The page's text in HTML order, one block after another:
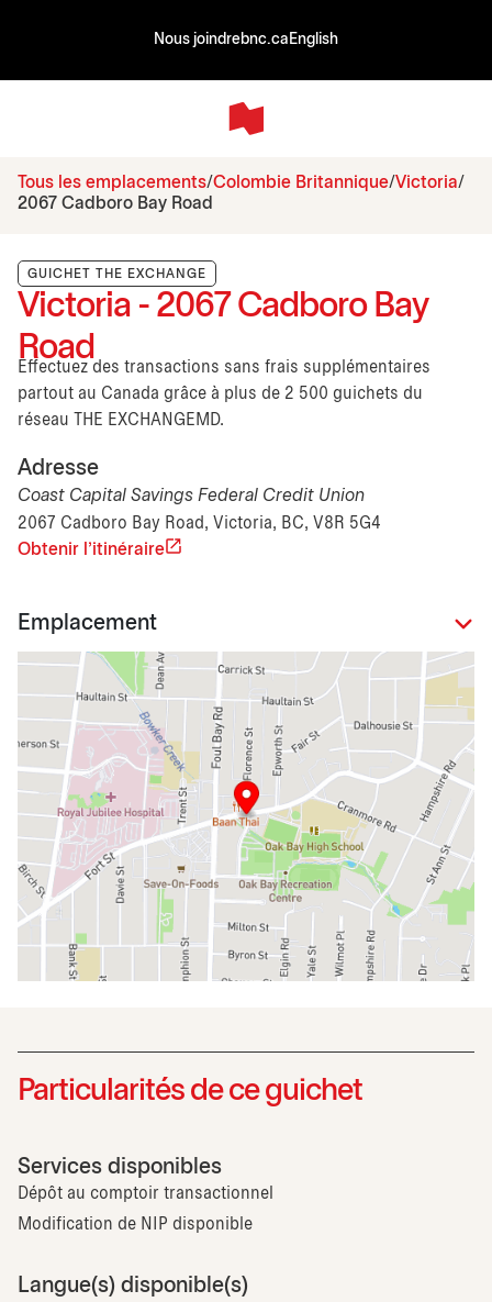
Nous joindrebnc.ca English
Tous les emplacements Colombie Britannique Victoria
2067 Cadboro Bay Road
GUICHET THE EXCHANGE
Victoria - 2067 Cadboro Bay
Road
Effectuez des transactions sans frais supplémentaires
partout au Canada grâce à plus de 2 500 guichets du
réseau THE EXCHANGEMD.
Adresse
Coast Capital Savings Federal Credit Union
2067 Cadboro Bay Road, Victoria, BC, V8R 5G4
Obtenir l'itinéraire
Emplacement
Particularités de ce guichet
Services disponibles
Dépôt au comptoir transactionnel
Modification de NIP disponible
Langue(s) disponible(s)